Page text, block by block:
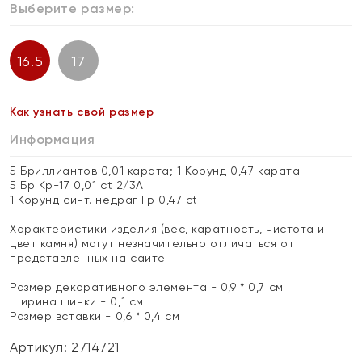
Выберите размер:
16.5 17
Как узнать свой размер
Информация
5 Бриллиантов 0,01 карата; 1 Корунд 0,47 карата
5 Бр Кр-17 0,01 ct 2/3А
1 Корунд синт. недраг Гр 0,47 ct
Характеристики изделия (вес, каратность, чистота и
цвет камня) могут незначительно отличаться от
представленных на сайте
Размер декоративного элемента - 0,9 * 0,7 см
Ширина шинки - 0,1 см
Размер вставки - 0,6 * 0,4 см
Артикул: 2714721